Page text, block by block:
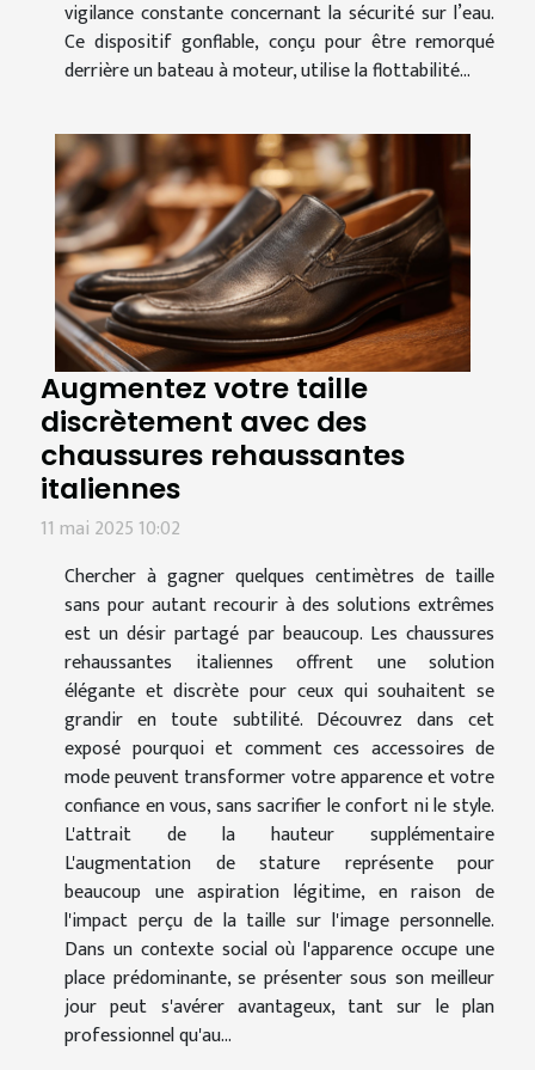
vigilance constante concernant la sécurité sur l’eau.
Ce dispositif gonflable, conçu pour être remorqué
derrière un bateau à moteur, utilise la flottabilité...
Augmentez votre taille
discrètement avec des
chaussures rehaussantes
italiennes
11 mai 2025 10:02
Chercher à gagner quelques centimètres de taille
sans pour autant recourir à des solutions extrêmes
est un désir partagé par beaucoup. Les chaussures
rehaussantes italiennes offrent une solution
élégante et discrète pour ceux qui souhaitent se
grandir en toute subtilité. Découvrez dans cet
exposé pourquoi et comment ces accessoires de
mode peuvent transformer votre apparence et votre
confiance en vous, sans sacrifier le confort ni le style.
L'attrait de la hauteur supplémentaire
L'augmentation de stature représente pour
beaucoup une aspiration légitime, en raison de
l'impact perçu de la taille sur l'image personnelle.
Dans un contexte social où l'apparence occupe une
place prédominante, se présenter sous son meilleur
jour peut s'avérer avantageux, tant sur le plan
professionnel qu'au...